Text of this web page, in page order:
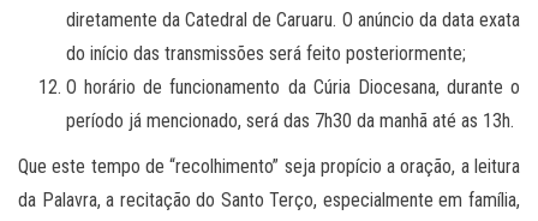
diretamente da Catedral de Caruaru. O anúncio da data exata
do início das transmissões será feito posteriormente;
O horário de funcionamento da Cúria Diocesana, durante o
período já mencionado, será das 7h30 da manhã até as 13h.
Que este tempo de “recolhimento” seja propício a oração, a leitura
da Palavra, a recitação do Santo Terço, especialmente em família,